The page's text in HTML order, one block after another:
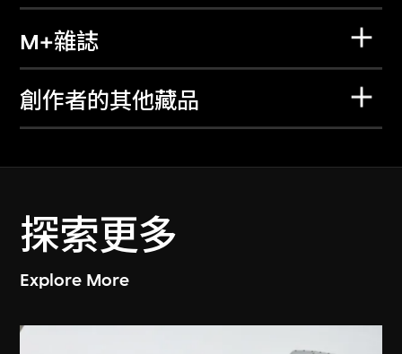
M+雜誌
創作者的其他藏品
探索更多
Explore More